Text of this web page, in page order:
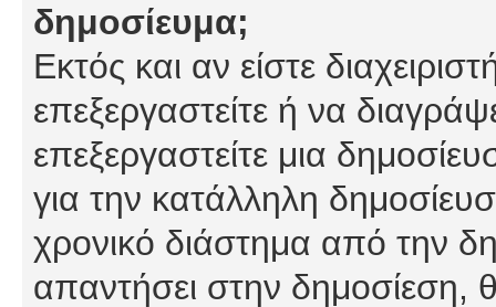
δημοσίευμα;
Εκτός και αν είστε
επεξεργαστείτε ή να
επεξεργαστείτε μια
για την κατάλληλη
χρονικό διάστημα από την
απαντήσει στην δημοσίεση,